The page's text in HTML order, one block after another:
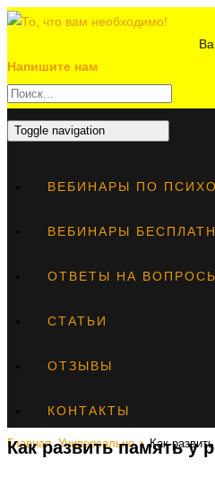
Напишите нам
Toggle navigation
ВЕБИНАРЫ ПО
ВЕБИНАРЫ
ОТВЕТЫ НА
СТАТЬИ
ОТЗЫВЫ
КОНТАКТЫ
Главная Универсально Как
Как развить память у